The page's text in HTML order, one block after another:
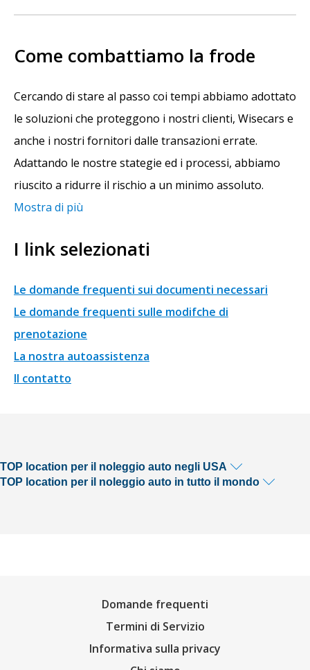
Come combattiamo la frode
Cercando di stare al passo coi tempi abbiamo adottato
le soluzioni che proteggono i nostri clienti, Wisecars e
anche i nostri fornitori dalle transazioni errate.
Adattando le nostre stategie ed i processi, abbiamo
riuscito a ridurre il rischio a un minimo assoluto.
Mostra di più
I link selezionati
Le domande frequenti sui documenti necessari
Le domande frequenti sulle modifche di
prenotazione
La nostra autoassistenza
Il contatto
TOP location per il noleggio auto negli USA
TOP location per il noleggio auto in tutto il mondo
Domande frequenti
Termini di Servizio
Informativa sulla privacy